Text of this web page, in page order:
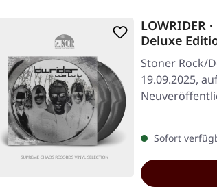
LOWRIDER
Deluxe
Stoner Rock/
19.09.2025,
Sofort